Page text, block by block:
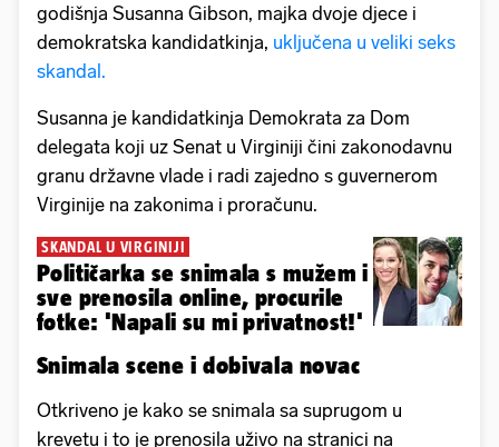
godišnja Susanna Gibson, majka dvoje djece i
demokratska kandidatkinja, uključena u veliki seks
skandal.
Susanna je kandidatkinja Demokrata za Dom
delegata koji uz Senat u Virginiji čini zakonodavnu
granu državne vlade i radi zajedno s guvernerom
Virginije na zakonima i proračunu.
SKANDAL U VIRGINIJI
Političarka se snimala s mužem i
sve prenosila online, procurile
fotke: 'Napali su mi privatnost!'
Snimala scene i dobivala novac
Otkriveno je kako se snimala sa suprugom u
krevetu i to je prenosila uživo na stranici na